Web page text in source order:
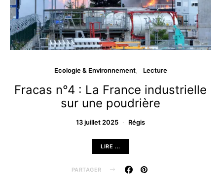
Ecologie & Environnement Lecture
Fracas n°4 : La France industrielle
sur une poudrière
13 juillet 2025 Régis
LIRE ...
PARTAGER